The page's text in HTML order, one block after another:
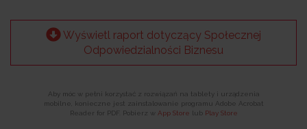
Wyświetl raport dotyczący Społecznej
Odpowiedzialności Biznesu
Aby móc w pełni korzystać z rozwiązań na tablety i urządzenia
mobilne, konieczne jest zainstalowanie programu Adobe Acrobat
Reader for PDF. Pobierz w
App Store lub Play Store